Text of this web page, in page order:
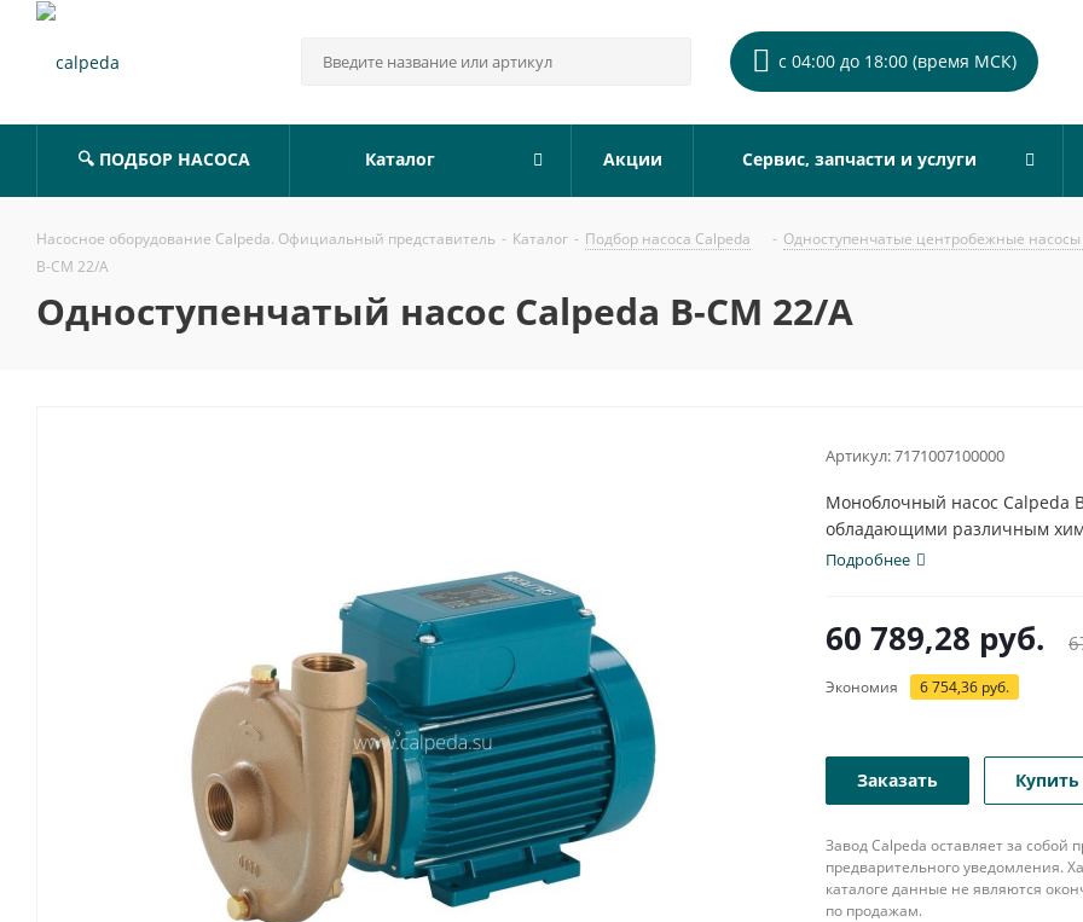
с 04:00 до 18:00 (время МСК)
🔍 ПОДБОР НАСОСА Каталог Акции Сервис, запчасти и услуги
Насосное оборудование Calpeda. Официальный представитель - Каталог - Подбор насоса Calpeda - Одноступенчатые центробежные
B-CM 22/A
Одноступенчатый насос Calpeda B-CM 22/A
Артикул:7171007100000
Моноблочный насос Calpeda
обладающими различным
насос...
Подробнее
60 789,28 руб.
Экономия 6 754,36 руб.
Заказать
Завод Calpeda оставляет за собой
предварительного уведомления.
каталоге данные не являются
по продажам.